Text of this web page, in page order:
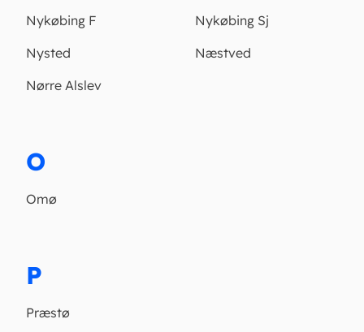
Nykøbing F
Nykøbing Sj
Nysted
Næstved
Nørre Alslev
O
Omø
P
Præstø